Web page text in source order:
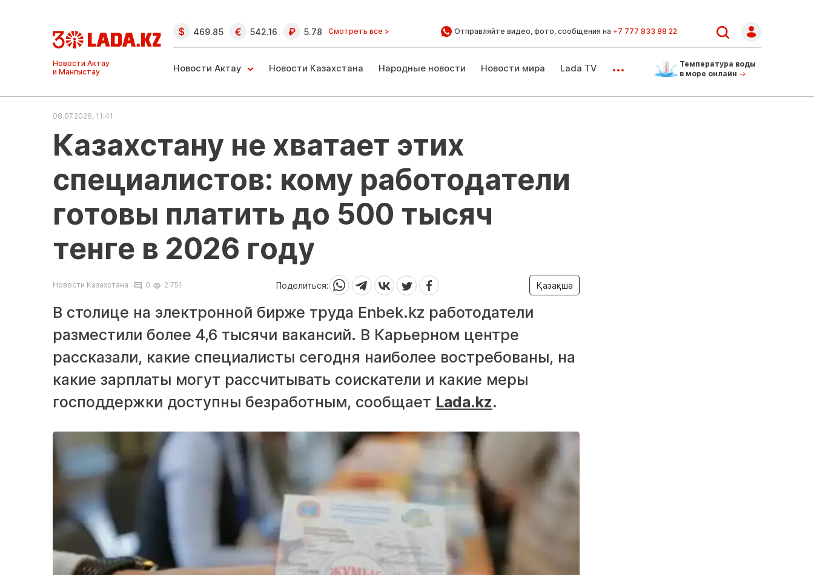
Ақтау және
Манғыстау
жаңалықтары
469.85 542.16 5.78 Смотреть все > Отправляйте видео, фото, сообщения на +7 777 833 88 22
Новости Актау Новости Казахстана Народные новости Новости мира Lada TV ...
Температура воды
в море онлайн
08.07.2026, 11:41
Казахстану не хватает этих
специалистов: кому работодатели
готовы платить до 500 тысяч
тенге в 2026 году
Новости Казахстана 0 2 751 Поделиться: Қазақша
В столице на электронной бирже труда Enbek.kz работодатели
разместили более 4,6 тысячи вакансий. В Карьерном центре
рассказали, какие специалисты сегодня наиболее востребованы, на
какие зарплаты могут рассчитывать соискатели и какие меры
господдержки доступны безработным, сообщает Lada.kz.